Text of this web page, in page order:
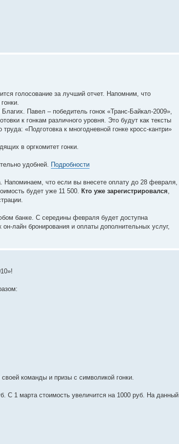
голосование за лучший отчет. Напомним, что
Павел – победитель гонок «Транс-Байкал-2009»,
к гонкам различного уровня. Это будут как тексты
«Подготовка к многодневной гонке кросс-кантри»
в оргкомитет гонки.
удобней. Подробности
Напоминаем, что если вы внесете оплату до 28 февраля,
будет уже 11 500. Кто уже зарегистрировался
банке. С середины февраля будет доступна
лайн бронирования и оплаты дополнительных услуг,
команды и призы с символикой гонки.
С 1 марта стоимость увеличится на 1000 руб. На данный